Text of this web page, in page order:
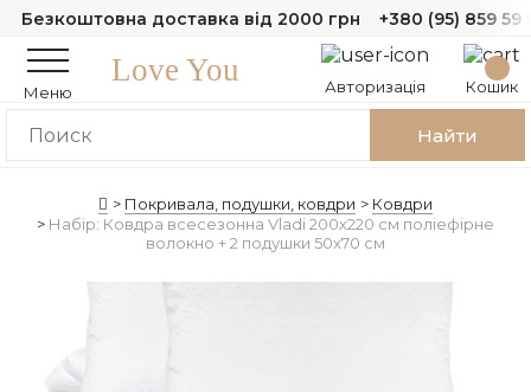
Безкоштовна доставка від 2000 грн +380 (95) 859 59
Меню
Love You Авторизація Кошик
Найти
Покривала, подушки, ковдри
Ковдри
Набір: Ковдра всесезонна Vladi 200х220 см поліефірне
волокно + 2 подушки 50x70 см